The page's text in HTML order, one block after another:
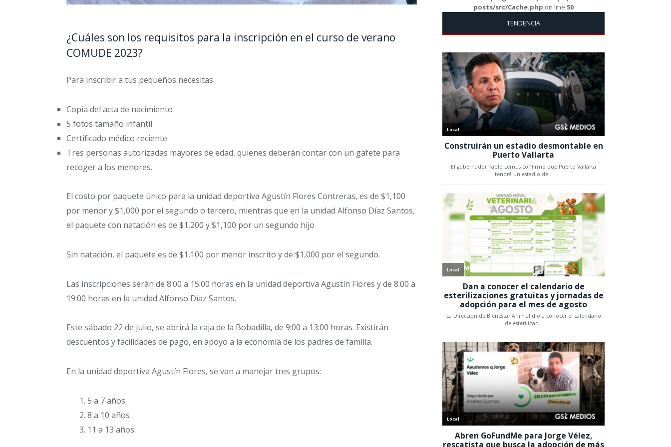
¿Cuáles son los requisitos para la inscripción en el curso de verano
COMUDE 2023?
Para inscribir a tus pequeños necesitas:
Copia del acta de nacimiento
5 fotos tamaño infantil
Certificado médico reciente
Tres personas autorizadas mayores de edad, quienes deberán contar con un gafete para
recoger a los menores.
El costo por paquete único para la unidad deportiva Agustín Flores Contreras, es de $1,100
por menor y $1,000 por el segundo o tercero, mientras que en la unidad Alfonso Díaz Santos,
el paquete con natación es de $1,200 y $1,100 por un segundo hijo
Sin natación, el paquete es de $1,100 por menor inscrito y de $1,000 por el segundo.
Las inscripciones serán de 8:00 a 15:00 horas en la unidad deportiva Agustín Flores y de 8:00 a
19:00 horas en la unidad Alfonso Díaz Santos.
Este sábado 22 de julio, se abrirá la caja de la Bobadilla, de 9:00 a 13:00 horas. Existirán
descuentos y facilidades de pago, en apoyo a la economía de los padres de familia.
En la unidad deportiva Agustín Flores, se van a manejar tres grupos:
5 a 7 años
8 a 10 años
11 a 13 años.
posts/src/Cache.php on line 50
TENDENCIA